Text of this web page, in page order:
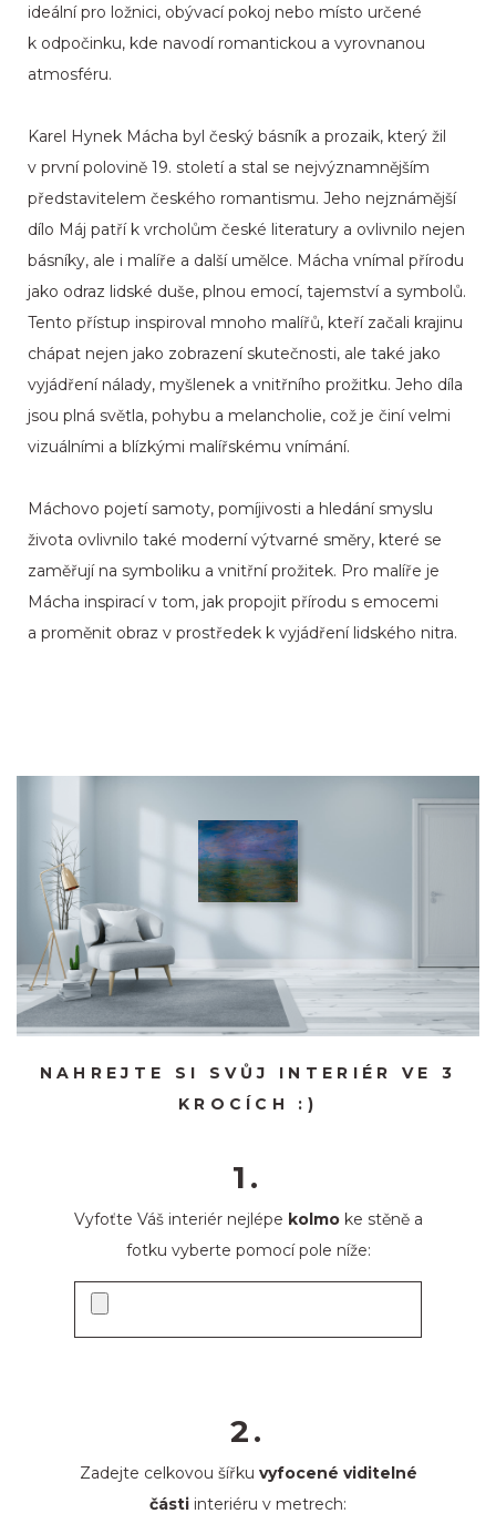
ideální pro ložnici, obývací pokoj nebo místo určené
k odpočinku, kde navodí romantickou a vyrovnanou
atmosféru.
Karel Hynek Mácha byl český básník a prozaik, který žil
v první polovině 19. století a stal se nejvýznamnějším
představitelem českého romantismu. Jeho nejznámější
dílo Máj patří k vrcholům české literatury a ovlivnilo nejen
básníky, ale i malíře a další umělce. Mácha vnímal přírodu
jako odraz lidské duše, plnou emocí, tajemství a symbolů.
Tento přístup inspiroval mnoho malířů, kteří začali krajinu
chápat nejen jako zobrazení skutečnosti, ale také jako
vyjádření nálady, myšlenek a vnitřního prožitku. Jeho díla
jsou plná světla, pohybu a melancholie, což je činí velmi
vizuálními a blízkými malířskému vnímání.
Máchovo pojetí samoty, pomíjivosti a hledání smyslu
života ovlivnilo také moderní výtvarné směry, které se
zaměřují na symboliku a vnitřní prožitek. Pro malíře je
Mácha inspirací v tom, jak propojit přírodu s emocemi
a proměnit obraz v prostředek k vyjádření lidského nitra.
NAHREJTE SI SVŮJ INTERIÉR VE 3
KROCÍCH :)
1.
Vyfoťte Váš interiér nejlépe kolmoke stěně a
fotku vyberte pomocí pole níže:
2.
Zadejte celkovou šířku vyfocené viditelné
části interiéru v metrech: